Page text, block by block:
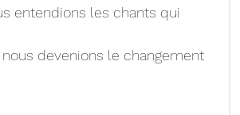
entendions les chants qui
devenions le changement